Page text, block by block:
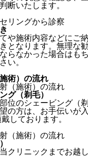
断いたします。
リングから診察
や施術内容などにご
となります。無理な
らなかった場合はも
い。
術）の流れ
（施術）の流れ
グ（剃毛）
位のシェービング（
の方は、お手伝いが
しております。
（施術）の流れ
クリニックまでお越